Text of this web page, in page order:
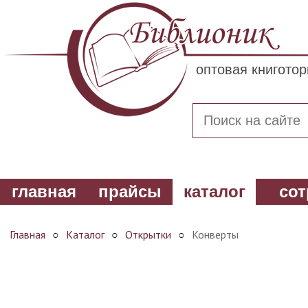
оптовая
главная прайсы каталог
Главная ○ Каталог ○ Открытки ○ Конверты